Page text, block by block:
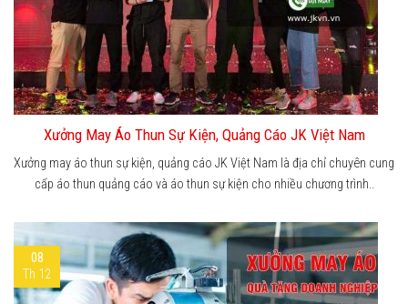
Xưởng May Áo Thun Sự Kiện, Quảng Cáo JK Việt Nam
Xưởng may áo thun sự kiện, quảng cáo JK Việt Nam là địa chỉ chuyên cung
cấp áo thun quảng cáo và áo thun sự kiện cho nhiều chương trình..
08
Th 12